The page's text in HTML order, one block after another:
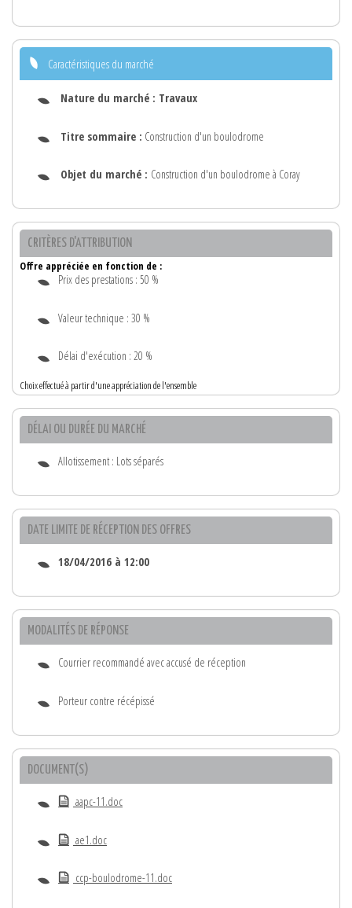
Caractéristiques du marché
Nature du marché : Travaux
Titre sommaire : Construction d'un boulodrome
Objet du marché : Construction d'un boulodrome à Coray
CRITÈRES D'ATTRIBUTION
Offre appréciée en fonction de :
Prix des prestations : 50 %
Valeur technique : 30 %
Délai d'exécution : 20 %
Choix effectué à partir d'une appréciation de l'ensemble
DÉLAI OU DURÉE DU MARCHÉ
Allotissement : Lots séparés
DATE LIMITE DE RÉCEPTION DES OFFRES
18/04/2016 à 12:00
MODALITÉS DE RÉPONSE
Courrier recommandé avec accusé de réception
Porteur contre récépissé
DOCUMENT(S)
aapc-11.doc
ae1.doc
ccp-boulodrome-11.doc